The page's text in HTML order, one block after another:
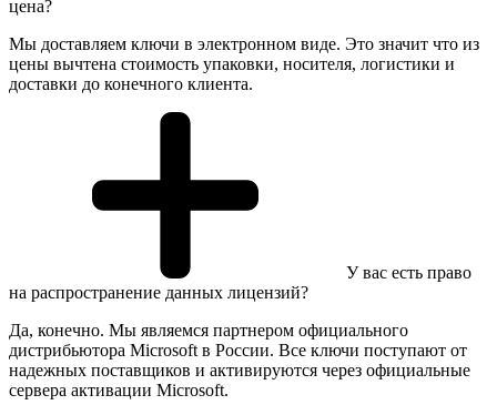
цена?
Мы доставляем ключи в электронном виде. Это значит что из
цены вычтена стоимость упаковки, носителя, логистики и
доставки до конечного клиента.
У вас есть право
на распространение данных лицензий?
Да, конечно. Мы являемся партнером официального
дистрибьютора Microsoft в России. Все ключи поступают от
надежных поставщиков и активируются через официальные
сервера активации Microsoft.